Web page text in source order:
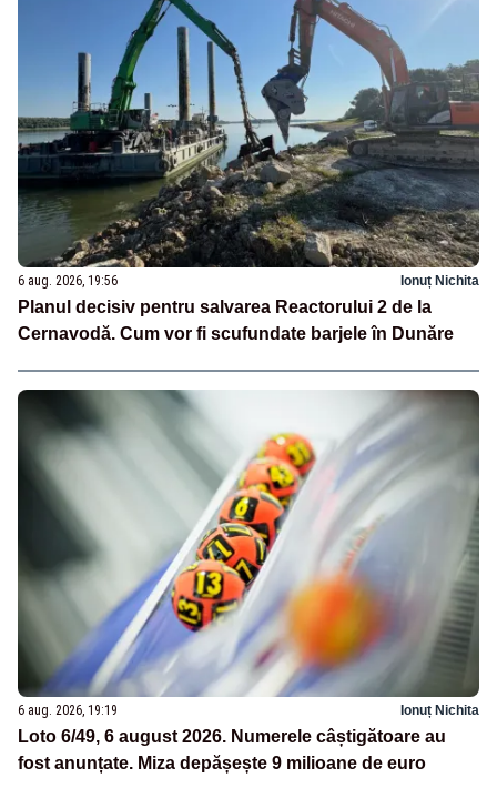
6 aug. 2026, 19:56 Ionuț Nichita
Planul decisiv pentru salvarea Reactorului 2 de la
Cernavodă. Cum vor fi scufundate barjele în Dunăre
6 aug. 2026, 19:19 Ionuț Nichita
Loto 6/49, 6 august 2026. Numerele câștigătoare au
fost anunțate. Miza depășește 9 milioane de euro